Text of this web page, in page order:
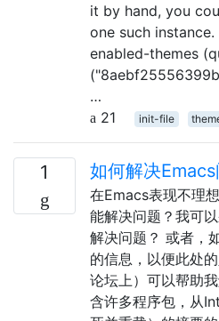
it by hand, you
one such
enabled-themes
…
21
init-file
1 如何解决Emacs
在Emacs表现不理
能解决问题？我可
解决问题？ 或者，
的信息，以便此处
论坛上）可以帮助
含许多程序包，从